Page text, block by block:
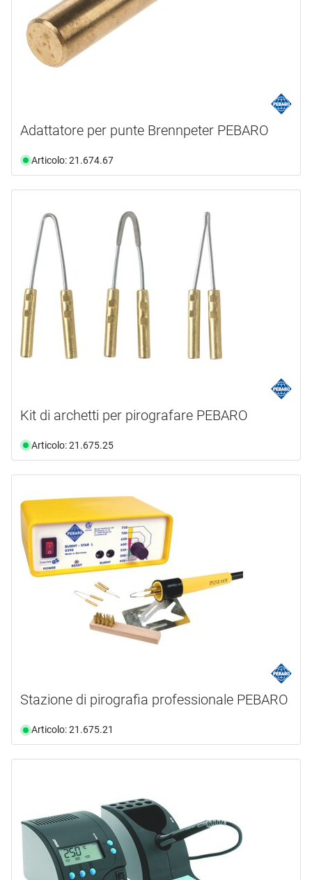
Adattatore per punte Brennpeter PEBARO
Articolo: 21.674.67
Kit di archetti per pirografare PEBARO
Articolo: 21.675.25
Stazione di pirografia professionale PEBARO
Articolo: 21.675.21